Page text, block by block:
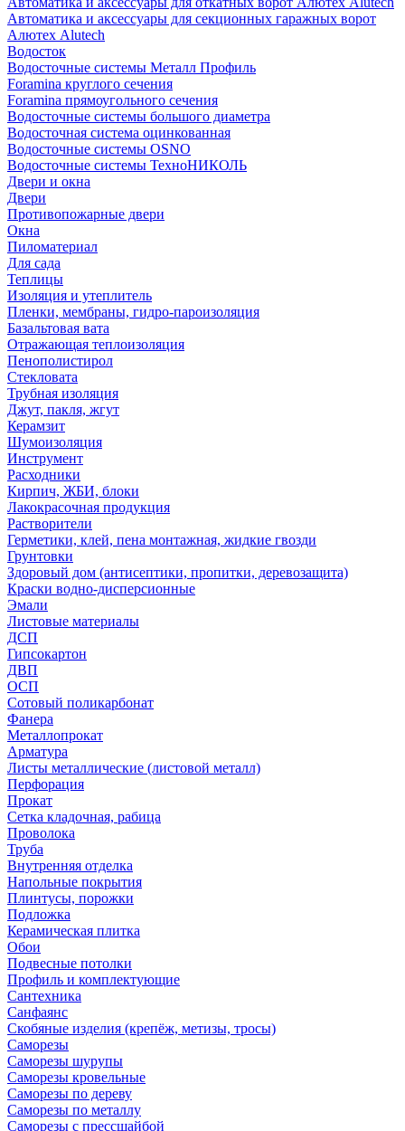
Автоматика и аксессуары для секционных гаражных ворот
Алютех Alutech
Водосток
Водосточные системы Металл Профиль
Foramina круглого сечения
Foramina прямоугольного сечения
Водосточные системы большого диаметра
Водосточная система оцинкованная
Водосточные системы OSNO
Водосточные системы ТехноНИКОЛЬ
Двери и окна
Двери
Противопожарные двери
Окна
Пиломатериал
Для сада
Теплицы
Изоляция и утеплитель
Пленки, мембраны, гидро-пароизоляция
Базальтовая вата
Отражающая теплоизоляция
Пенополистирол
Стекловата
Трубная изоляция
Джут, пакля, жгут
Керамзит
Шумоизоляция
Инструмент
Расходники
Кирпич, ЖБИ, блоки
Лакокрасочная продукция
Растворители
Герметики, клей, пена монтажная, жидкие гвозди
Грунтовки
Здоровый дом (антисептики, пропитки, деревозащита)
Краски водно-дисперсионные
Эмали
Листовые материалы
ДСП
Гипсокартон
ДВП
ОСП
Сотовый поликарбонат
Фанера
Металлопрокат
Арматура
Листы металлические (листовой металл)
Перфорация
Прокат
Сетка кладочная, рабица
Проволока
Труба
Внутренняя отделка
Напольные покрытия
Плинтусы, порожки
Подложка
Керамическая плитка
Обои
Подвесные потолки
Профиль и комплектующие
Сантехника
Санфаянс
Скобяные изделия (крепёж, метизы, тросы)
Саморезы
Саморезы шурупы
Саморезы кровельные
Саморезы по дереву
Саморезы по металлу
Саморезы с прессшайбой